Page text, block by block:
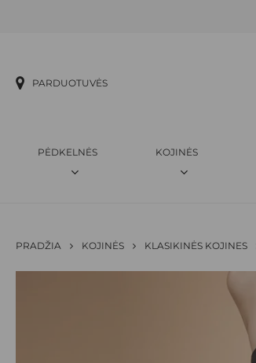
PARDUOTUVĖS
PĖDKELNĖS KOJINĖS
PRADŽIA KOJINĖS KLASIKINĖS KOJINES